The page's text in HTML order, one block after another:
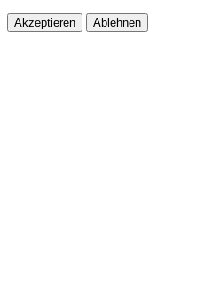
Akzeptieren Ablehnen